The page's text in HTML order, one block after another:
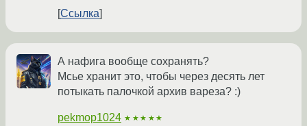
Ссылка
А нафига вообще сохранять?
Мсье хранит это, чтобы через десять лет
потыкать палочкой архив вареза? :)
pekmop1024 ★★★★★